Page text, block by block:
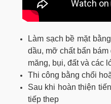
Làm sạch bề mặt
dầu, mỡ chất bẩn
măng, bụi, đất và các
Thi công bằng chổi
Sau khi hoàn thiện
tiếp thep